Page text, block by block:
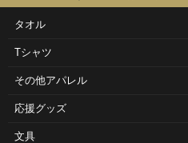
タオル
Tシャツ
その他アパレル
応援グッズ
文具